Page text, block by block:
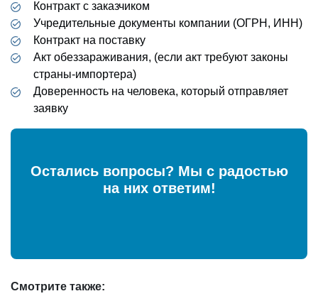
Контракт с заказчиком
Учредительные документы компании (ОГРН, ИНН)
Контракт на поставку
Акт обеззараживания, (если акт требуют законы
страны-импортера)
Доверенность на человека, который отправляет
заявку
Остались вопросы? Мы с радостью
на них ответим!
Смотрите также: